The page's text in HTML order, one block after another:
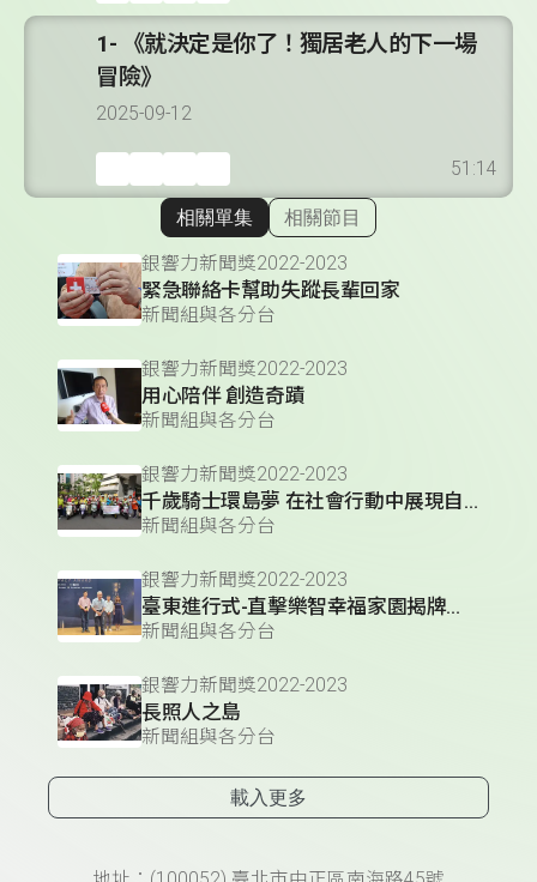
1- 《就決定是你了！獨居老人的下一場
冒險》
2025-09-12
51:14
顯示相關單集
相關單集 相關節目
銀響力新聞獎2022-2023
緊急聯絡卡幫助失蹤長輩回家
新聞組與各分台
銀響力新聞獎2022-2023
用心陪伴 創造奇蹟
新聞組與各分台
銀響力新聞獎2022-2023
千歲騎士環島夢 在社會行動中展現自我價值
新聞組與各分台
銀響力新聞獎2022-2023
臺東進行式-直擊樂智幸福家園揭牌典禮
新聞組與各分台
銀響力新聞獎2022-2023
長照人之島
新聞組與各分台
載入更多